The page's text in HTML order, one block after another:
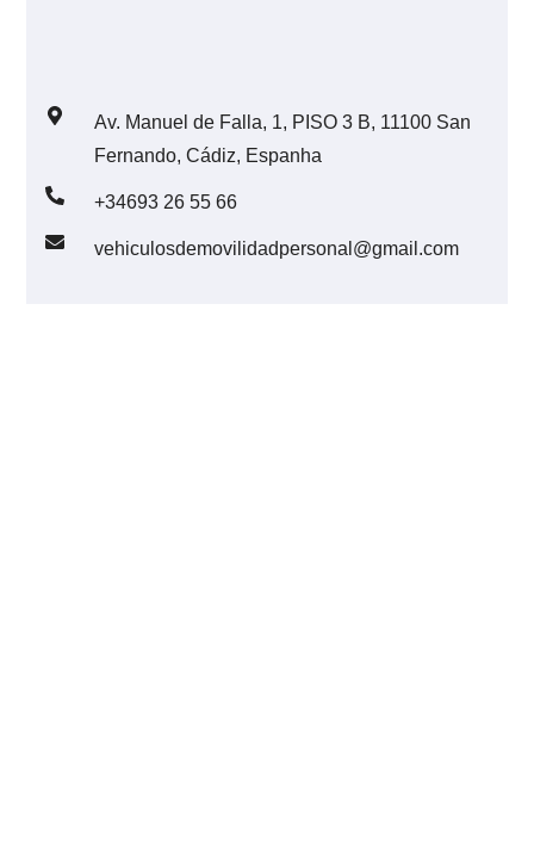
Av. Manuel de Falla, 1, PISO 3 B, 11100 San
Fernando, Cádiz, Espanha
+34693 26 55 66
vehiculosdemovilidadpersonal@gmail.com